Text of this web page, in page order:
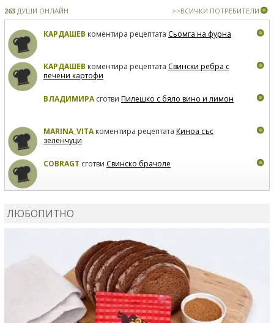
263 ДУШИ ОНЛАЙН >>ВСИЧКИ ПОТРЕБИТЕЛИ
КАРДАШЕВ коментира рецептата Сьомга на фурна
КАРДАШЕВ коментира рецептата Свински ребра с
печени картофи
ВЛАДИМИРАсготви Пилешко с бяло вино и лимон
MARINA_VITAкоментира рецептата Киноа със
зеленчуци
COBRAGT сготви Свинско брачоле
ЛЮБОПИТНО